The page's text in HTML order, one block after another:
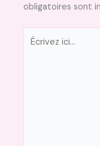
obligatoires sont
Écrivez